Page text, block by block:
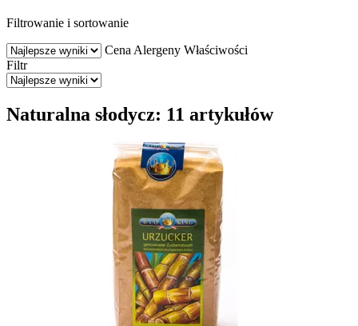
Filtrowanie i sortowanie
Cena Alergeny Właściwości
Filtr
Naturalna słodycz: 11 artykułów